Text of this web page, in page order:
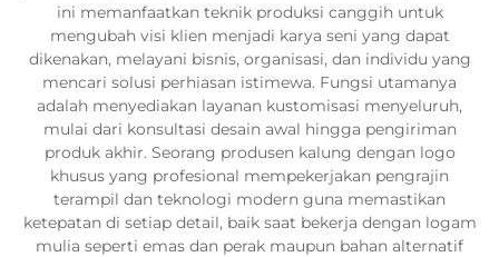
ini memanfaatkan teknik produksi canggih untuk
mengubah visi klien menjadi karya seni yang dapat
dikenakan, melayani bisnis, organisasi, dan individu yang
mencari solusi perhiasan istimewa. Fungsi utamanya
adalah menyediakan layanan kustomisasi menyeluruh,
mulai dari konsultasi desain awal hingga pengiriman
produk akhir. Seorang produsen kalung dengan logo
khusus yang profesional mempekerjakan pengrajin
terampil dan teknologi modern guna memastikan
ketepatan di setiap detail, baik saat bekerja dengan logam
mulia seperti emas dan perak maupun bahan alternatif